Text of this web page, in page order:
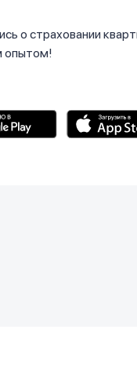
о страховании
опытом!